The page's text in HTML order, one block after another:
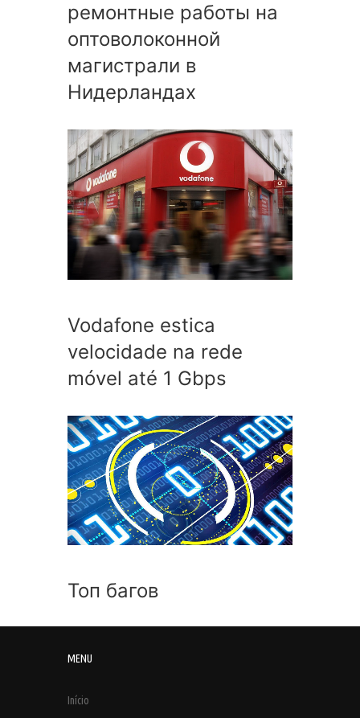
ремонтные работы на
оптоволоконной
магистрали в
Нидерландах
Vodafone estica
velocidade na rede
móvel até 1 Gbps
Топ багов
MENU
Início